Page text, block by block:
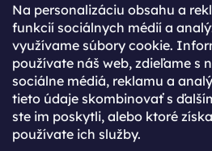
Na personalizáciu obsahu a
funkcií sociálnych médií a
využívame súbory cookie.
používate náš web, zdieľame s
sociálne médiá, reklamu a
tieto údaje skombinovať s
ste im poskytli, alebo ktoré
používate ich služby.
Ešte nemáte účet?
Rýchlejší nákup vďaka uloženým
Prehľad o stave objednávky
Kompletná história objednávok
Špeciálne akcie, novinky a zľavy